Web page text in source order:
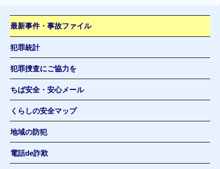
最新事件・事故ファイル
犯罪統計
犯罪捜査にご協力を
ちば安全・安心メール
くらしの安全マップ
地域の防犯
電話de詐欺